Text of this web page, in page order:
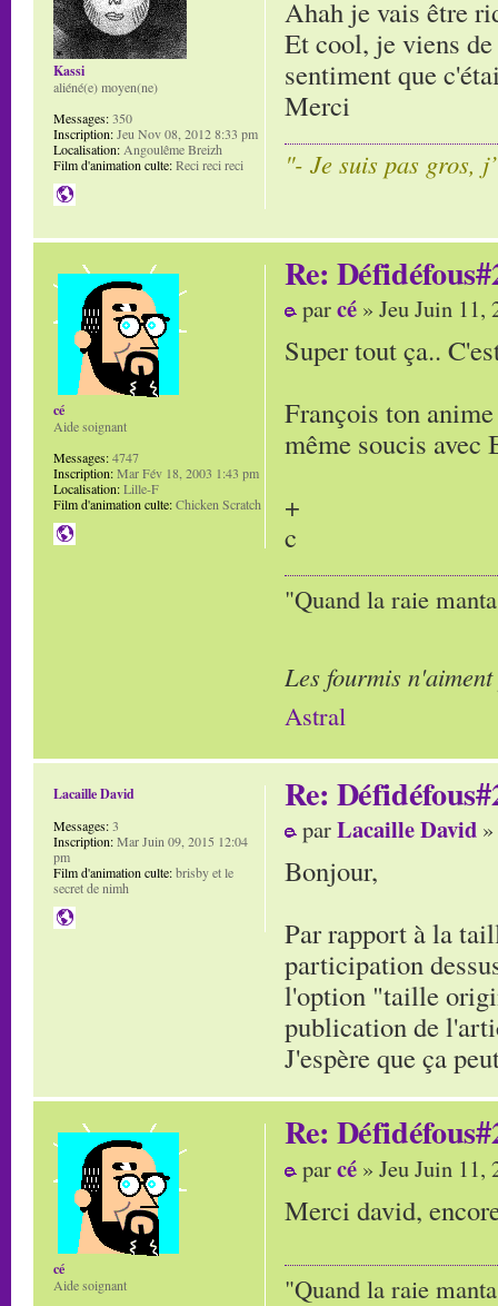
Ahah je vais être
Et cool, je viens
sentiment que
Merci
"- Je suis pas gros,
Kassi
aliéné(e) moyen(ne)
Messages:350
Inscription:Jeu Nov 08, 2012 8:33 pm
Localisation: Angoulême Breizh
Film d'animation culte:Reci reci reci
Re:
parcé » Jeu Juin 11,
Super tout ça..
François ton
même soucis
+
c
"Quand la raie
Les fourmis
Astral
cé
Aide soignant
Messages:4747
Inscription:Mar Fév 18, 2003 1:43 pm
Localisation:Lille-F
Film d'animation culte:Chicken Scratch
Re:
parLacaille David
Bonjour,
Par rapport à la
participation
l'option "taille
publication de
J'espère que ça
Lacaille David
Messages:3
Inscription:Mar Juin 09, 2015 12:04
pm
Film d'animation culte:brisby et le
secret de nimh
Re:
parcé » Jeu Juin 11,
Merci david,
"Quand la raie
cé
Aide soignant